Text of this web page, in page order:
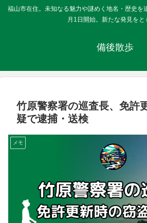
福山市在住。未知なる魅力や謎めく地名・歴史を
月1日開始。新たな発見をと
備後散歩
竹原警察署の巡査長、免許
疑で逮捕・送検
メモ